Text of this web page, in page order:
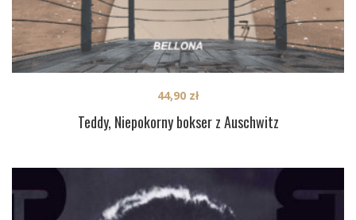
Teddy, Niepokorny bokser z Auschwitz
44,90 zł